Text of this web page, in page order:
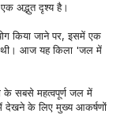
अद्भुत दृश्य है।
किया जाने पर, इसमें एक
थी। आज यह किला 'जल में
के सबसे महत्वपूर्ण जल में
में देखने के लिए मुख्य आकर्षणों